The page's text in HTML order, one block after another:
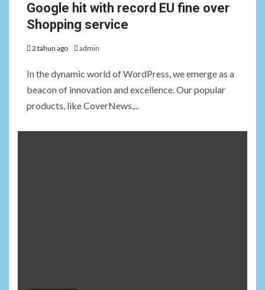
Google hit with record EU fine over
Shopping service
2 tahun ago admin
In the dynamic world of WordPress, we emerge as a
beacon of innovation and excellence. Our popular
products, like CoverNews,...